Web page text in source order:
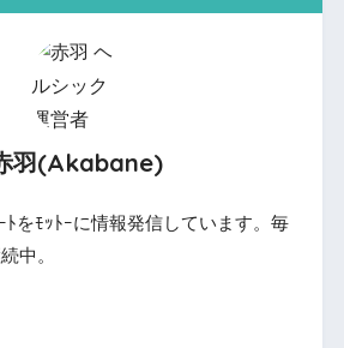
羽(Akabane)
ﾄをﾓｯﾄｰに情報発信しています。毎
中。